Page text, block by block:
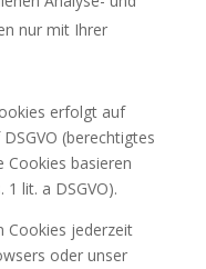
nur mit Ihrer
erfolgt auf
(berechtigtes
Cookies basieren
1 lit. a DSGVO).
Cookies jederzeit
oder unser